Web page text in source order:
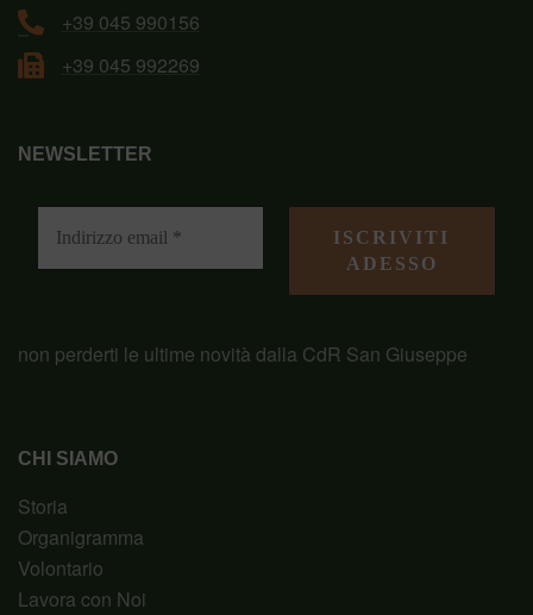
+39 045 990156
+39 045 992269
CHI SIAMO
Storia
Organigramma
Volontario
Lavora con Noi
NEWSLETTER
non perderti le ultime novità dalla CdR San Giuseppe